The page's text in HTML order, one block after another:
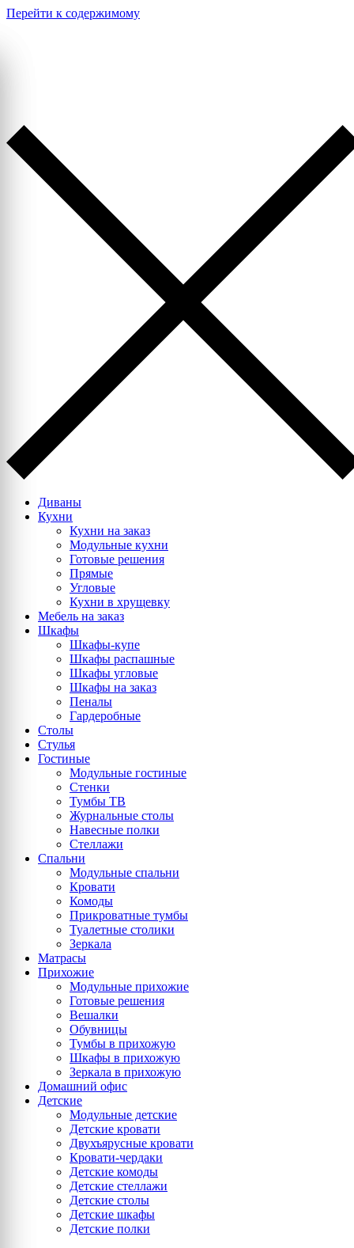
Перейти к содержимому
Диваны
Кухни
Кухни на заказ
Модульные кухни
Готовые решения
Прямые
Угловые
Кухни в хрущевку
Мебель на заказ
Шкафы
Шкафы-купе
Шкафы распашные
Шкафы угловые
Шкафы на заказ
Пеналы
Гардеробные
Столы
Стулья
Гостиные
Модульные гостиные
Стенки
Тумбы ТВ
Журнальные столы
Навесные полки
Стеллажи
Спальни
Модульные спальни
Кровати
Комоды
Прикроватные тумбы
Туалетные столики
Зеркала
Матрасы
Прихожие
Модульные прихожие
Готовые решения
Вешалки
Обувницы
Тумбы в прихожую
Шкафы в прихожую
Зеркала в прихожую
Домашний офис
Детские
Модульные детские
Детские кровати
Двухъярусные кровати
Кровати-чердаки
Детские комоды
Детские стеллажи
Детские столы
Детские шкафы
Детские полки